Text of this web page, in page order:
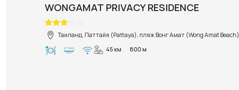
WONGAMAT PRIVACY RESIDENCE
Таиланд, Паттайя (Pattaya), пляж Вонг Амат (Wong Amat Beach)
45 км
800 м